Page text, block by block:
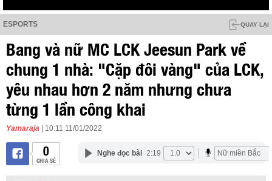
ESPORTS QUAY LẠI
Bang và nữ MC LCK Jeesun Park về
chung 1 nhà: "Cặp đôi vàng" của LCK,
yêu nhau hơn 2 năm nhưng chưa
từng 1 lần công khai
Yamaraja | 10:11 11/01/2022
0
CHIA SẺ
Nghe đọc bài 2:19